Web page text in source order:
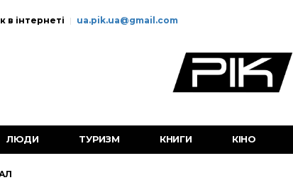
в інтернеті ua.pik.ua@gmail.com
ЛЮДИ ТУРИЗМ КНИГИ КІНО